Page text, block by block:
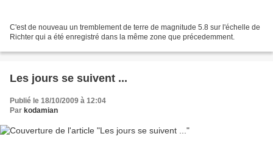
C'est de nouveau un tremblement de terre de magnitude 5.8 sur l'échelle de
Richter qui a été enregistré dans la même zone que précedemment.
Les jours se suivent ...
Publié le 18/10/2009 à 12:04
Par kodamian